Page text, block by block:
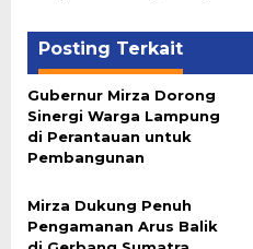
Posting Terkait
Gubernur Mirza Dorong
Sinergi Warga Lampung
di Perantauan untuk
Pembangunan
Mirza Dukung Penuh
Pengamanan Arus Balik